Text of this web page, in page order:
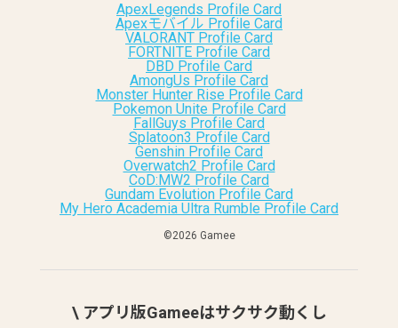
ApexLegends Profile Card
Apexモバイル Profile Card
VALORANT Profile Card
FORTNITE Profile Card
DBD Profile Card
AmongUs Profile Card
Monster Hunter Rise Profile Card
Pokemon Unite Profile Card
FallGuys Profile Card
Splatoon3 Profile Card
Genshin Profile Card
Overwatch2 Profile Card
CoD:MW2 Profile Card
Gundam Evolution Profile Card
My Hero Academia Ultra Rumble Profile Card
©︎2026 Gamee
\ アプリ版Gameeはサクサク動くし